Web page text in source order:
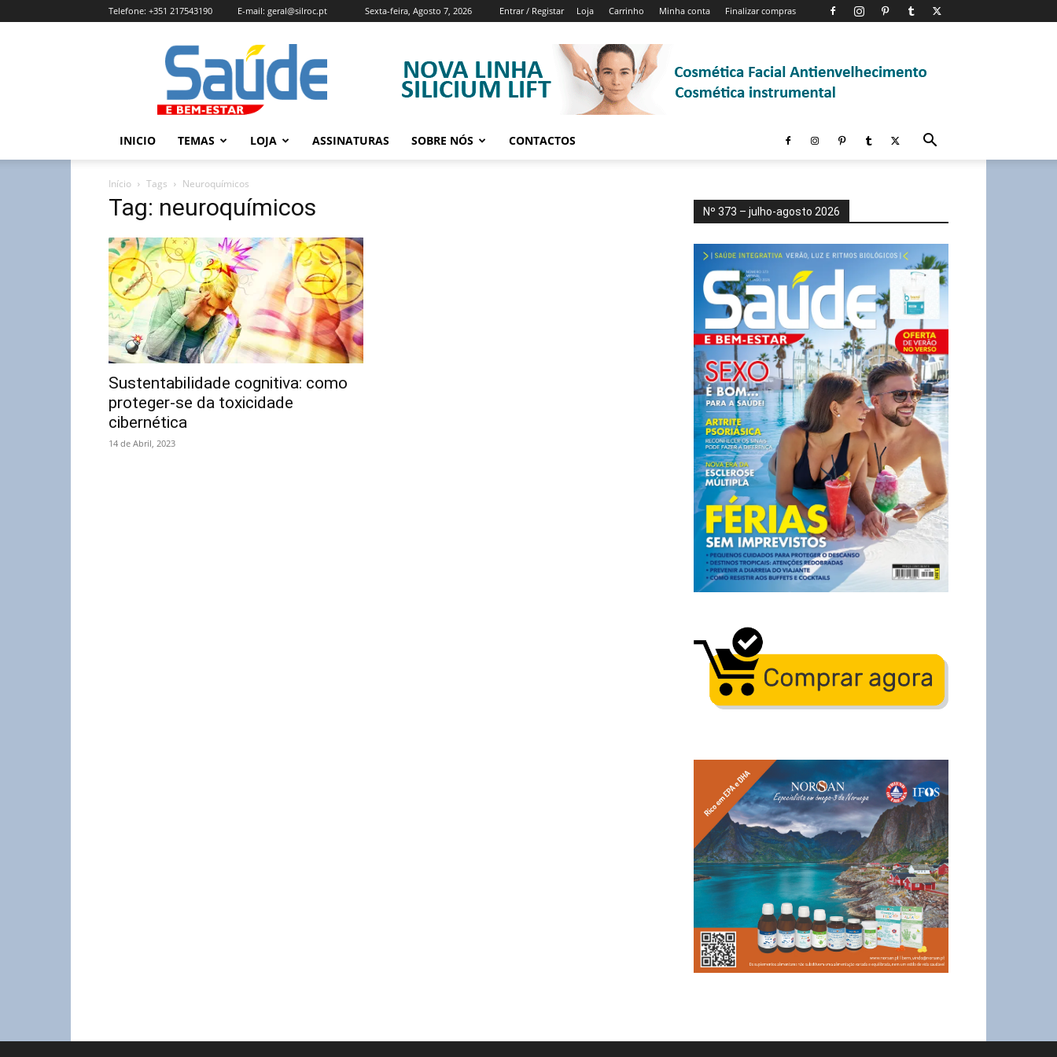
Sexta-feira, Agosto 7, 2026 Entrar / Registar Loja Carrinho Minha conta Finalizar compras
Telefone: +351 217543190 E-mail: geral@silroc.pt
Revista
Saúde
e
Bem
Estar
Edição
INICIO TEMAS LOJA ASSINATURAS SOBRE NÓS CONTACTOS
Início Tags Neuroquímicos
Tag: neuroquímicos
Sustentabilidade cognitiva: como
proteger-se da toxicidade
cibernética
14 de Abril, 2023
Nº 373 – julho-agosto 2026